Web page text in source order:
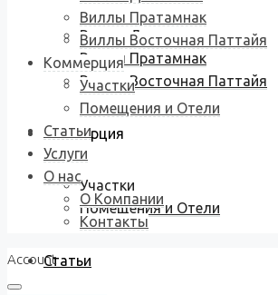
Виллы Джомтьен
Виллы Пратамнак
Виллы Восточная Паттайя
Коммерция
Участки
Помещения и Отели
Статьи
Виллы Пратамнак
Виллы Восточная Паттайя
Коммерция
Участки
Помещения и Отели
Статьи
Услуги
О нас
О Компании
Контакты
Account